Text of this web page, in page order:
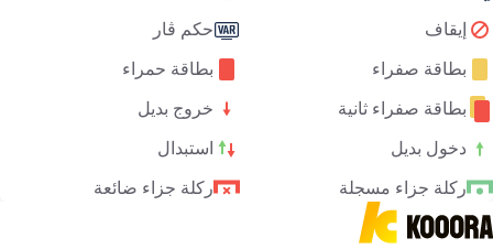
إيقاف حكم ڤار
بطاقة صفراء بطاقة حمراء
بطاقة صفراء ثانية خروج بديل
دخول بديل استبدال
ركلة جزاء مسجلة ركلة جزاء ضائعة